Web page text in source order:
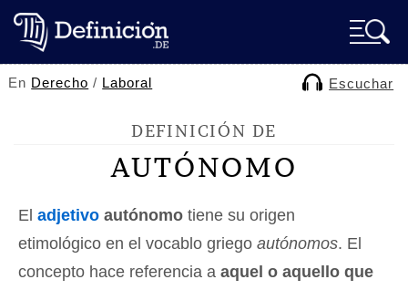
En Derecho / Laboral Escuchar
DEFINICIÓN DE
AUTÓNOMO
El adjetivo autónomo tiene su origen
etimológico en el vocablo griego autónomos. El
concepto hace referencia a aquel o aquello que